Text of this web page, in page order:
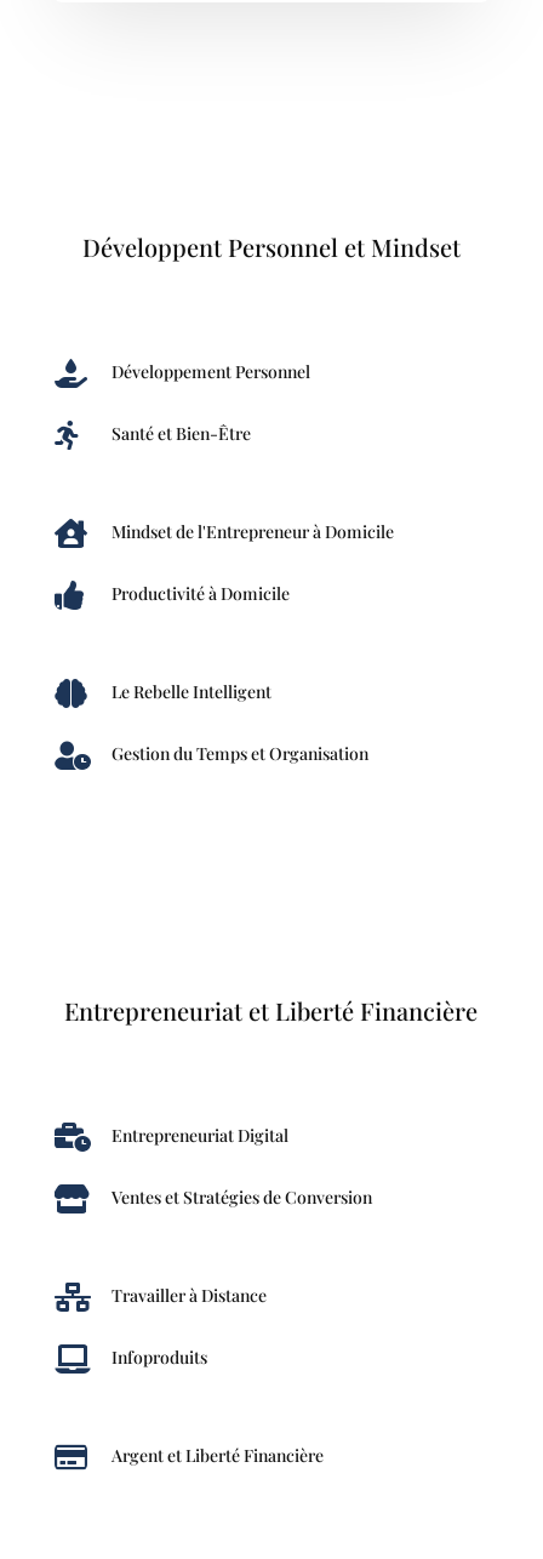
Développent Personnel et Mindset
 Développement Personnel
 Santé et Bien-Être
 Mindset de l'Entrepreneur à Domicile
 Productivité à Domicile
 Le Rebelle Intelligent
 Gestion du Temps et Organisation
Entrepreneuriat et Liberté Financière
 Entrepreneuriat Digital
 Ventes et Stratégies de Conversion
 Travailler à Distance
 Infoproduits
 Argent et Liberté Financière